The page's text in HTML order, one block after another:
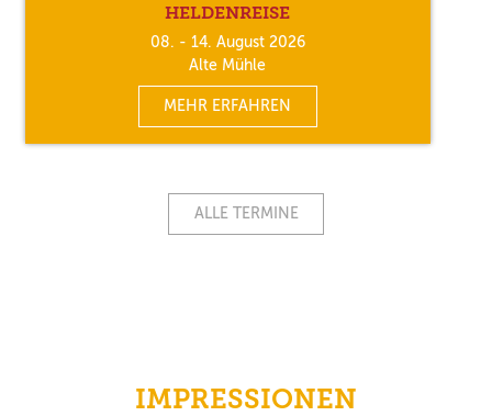
HELDENREISE
08. - 14. August 2026
Alte Mühle
MEHR ERFAHREN
ALLE TERMINE
IMPRESSIONEN